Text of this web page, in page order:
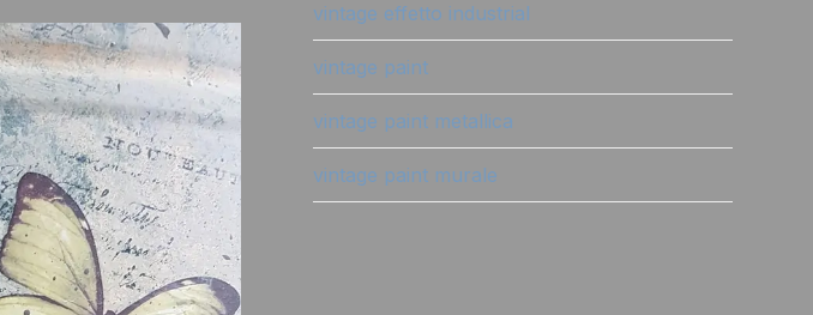
vintage effetto industrial
vintage paint
vintage paint metallica
vintage paint murale